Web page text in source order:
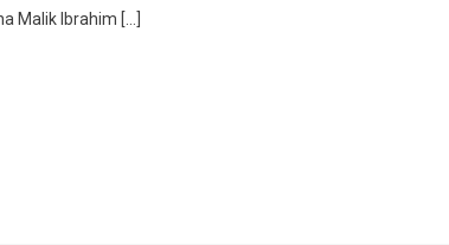
Malik Ibrahim […]